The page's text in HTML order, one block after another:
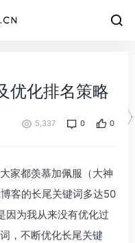
优化排名策略
5,337 0 0
家都羡慕加佩服（大神
客的长尾关键词多达50
因为我从来没有优化过
，不断优化长尾关键